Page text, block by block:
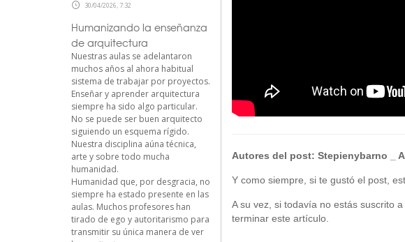
Autores del post: Stepienybarno _
Y como siempre, si te gustó el post,
A su vez, si todavía no estás suscrito
terminar este artículo.
30/04/2026, 7:32
Humanizando la enseñanza
de arquitectura
Nuestras aulas se adelantaron
muchos años al ahora habitual
sistema de trabajar por proyectos.
Enseñar y aprender arquitectura
siempre ha sido algo particular.
No se puede ser buen arquitecto
siguiendo un esquema rígido.
Nuestra disciplina aúna técnica,
arte y sobre todo mucha
humanidad.
Humanidad que, por desgracia, no
siempre ha estado presente en las
aulas. Muchos profesores han
tirado de ego y autoritarismo para
transmitir su única manera de ver